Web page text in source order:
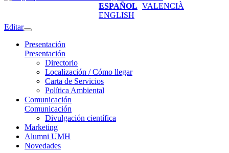
ESPAÑOL VALENCIÀ
ENGLISH
Editar
Presentación
Presentación
Directorio
Localización / Cómo llegar
Carta de Servicios
Política Ambiental
Comunicación
Comunicación
Divulgación científica
Marketing
Alumni UMH
Novedades